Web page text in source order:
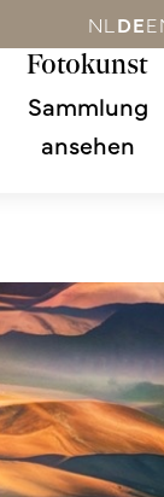
NL DE
Fotokunst
Sammlung
ansehen